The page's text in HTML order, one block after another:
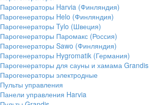
Парогенераторы Harvia (Финляндия)
Парогенераторы Helo (Финляндия)
Парогенераторы Tylo (Швеция)
Парогенераторы Паромакс (Россия)
Парогенераторы Sawo (Финляндия)
Парогенераторы Hygromatik (Германия)
Парогенераторы для сауны и хамама Grandis
Парогенераторы электродные
Пульты управления
Панели управления Harvia